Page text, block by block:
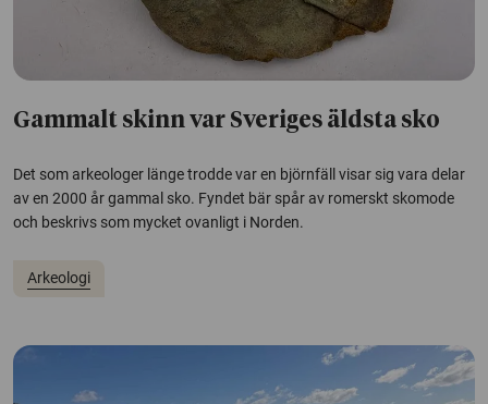
Gammalt skinn var Sveriges äldsta sko
Det som arkeologer länge trodde var en björnfäll visar sig vara delar
av en 2000 år gammal sko. Fyndet bär spår av romerskt skomode
och beskrivs som mycket ovanligt i Norden.
Arkeologi